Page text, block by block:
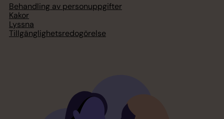
Behandling av personuppgifter
Kakor
Lyssna
Tillgänglighetsredogörelse